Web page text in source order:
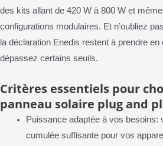
des kits allant de 420 W à 800 W et
configurations modulaires. Et n’oubliez
la déclaration Enedis restent à prendre
dépassez certains seuils.
Critères essentiels pour
panneau solaire plug and
Puissance adaptée à vos besoins:
cumulée suffisante pour vos